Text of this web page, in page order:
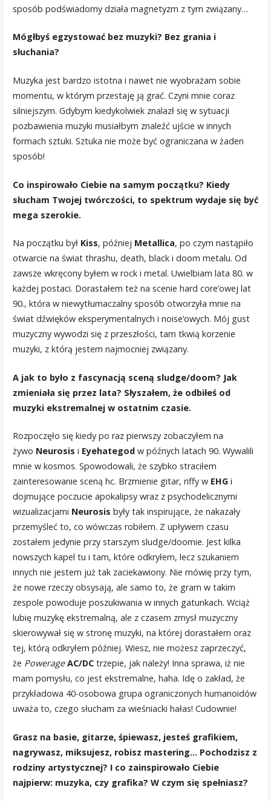
sposób podświadomy działa magnetyzm z tym związany…
Mógłbyś egzystować bez muzyki? Bez grania i
słuchania?
Muzyka jest bardzo istotna i nawet nie wyobrażam sobie
momentu, w którym przestaję ją grać. Czyni mnie coraz
silniejszym. Gdybym kiedykolwiek znalazł się w sytuacji
pozbawienia muzyki musiałbym znaleźć ujście w innych
formach sztuki. Sztuka nie może być ograniczana w żaden
sposób!
Co inspirowało Ciebie na samym początku? Kiedy
słucham Twojej twórczości, to spektrum wydaje się być
mega szerokie.
Na początku był Kiss, później Metallica, po czym nastąpiło
otwarcie na świat thrashu, death, black i doom metalu. Od
zawsze wkręcony byłem w rock i metal. Uwielbiam lata 80. w
każdej postaci. Dorastałem też na scenie hard core’owej lat
90., która w niewytłumaczalny sposób otworzyła mnie na
świat dźwięków eksperymentalnych i noise’owych. Mój gust
muzyczny wywodzi się z przeszłości, tam tkwią korzenie
muzyki, z którą jestem najmocniej związany.
A jak to było z fascynacją sceną sludge/doom? Jak
zmieniała się przez lata? Słyszałem, że odbiłeś od
muzyki ekstremalnej w ostatnim czasie.
Rozpoczęło się kiedy po raz pierwszy zobaczyłem na
żywo Neurosis i Eyehategod w późnych latach 90. Wywalili
mnie w kosmos. Spowodowali, że szybko straciłem
zainteresowanie sceną hc. Brzmienie gitar, riffy w EHGi
dojmujące poczucie apokalipsy wraz z psychodelicznymi
wizualizacjami Neurosis były tak inspirujące, że nakazały
przemyśleć to, co wówczas robiłem. Z upływem czasu
zostałem jedynie przy starszym sludge/doomie. Jest kilka
nowszych kapel tu i tam, które odkryłem, lecz szukaniem
innych nie jestem już tak zaciekawiony. Nie mówię przy tym,
że nowe rzeczy obsysają, ale samo to, że gram w takim
zespole powoduje poszukiwania w innych gatunkach. Wciąż
lubię muzykę ekstremalną, ale z czasem zmysł muzyczny
skierowywał się w stronę muzyki, na której dorastałem oraz
tej, którą odkryłem później. Wiesz, nie możesz zaprzeczyć,
że PowerageAC/DC trzepie, jak należy! Inna sprawa, iż nie
mam pomysłu, co jest ekstremalne, haha. Idę o zakład, że
przykładowa 40-osobowa grupa ograniczonych humanoidów
uważa to, czego słucham za wieśniacki hałas! Cudownie!
Grasz na basie, gitarze, śpiewasz, jesteś grafikiem,
nagrywasz, miksujesz, robisz mastering… Pochodzisz z
rodziny artystycznej? I co zainspirowało Ciebie
najpierw: muzyka, czy grafika? W czym się spełniasz?